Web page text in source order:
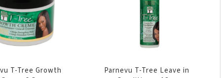
T-Tree Growth
Parnevu T-Tree Leave in